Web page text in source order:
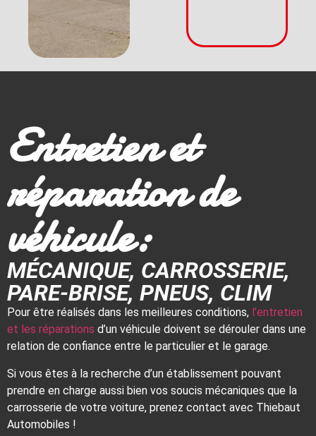
Entretien et
réparation de
véhicule:
MÉCANIQUE, CARROSSERIE,
PARE-BRISE, PNEUS, CLIM
Pour être réalisés dans les meilleures conditions, l’entretien
et les réparations d’un véhicule doivent se dérouler dans une
relation de confiance entre le particulier et le garage.
Si vous êtes à la recherche d’un établissement pouvant
prendre en charge aussi bien vos soucis mécaniques que la
carrosserie de votre voiture, prenez contact avec Thiebaut
Automobiles !